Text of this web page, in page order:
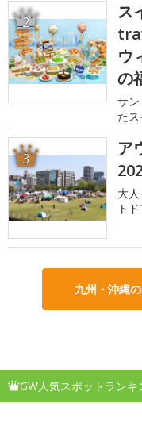
2
ス
ウ
の
サ
た
3
ア
大
ト
九州・沖縄
GW人気スポットランキ